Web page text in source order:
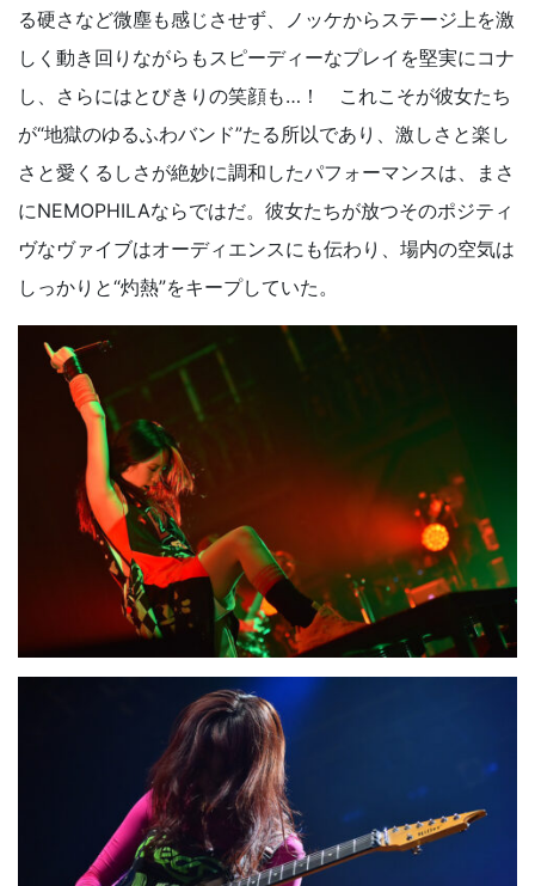
る硬さなど微塵も感じさせず、ノッケからステージ上を激
しく動き回りながらもスピーディーなプレイを堅実にコナ
し、さらにはとびきりの笑顔も…！ これこそが彼女たち
が“地獄のゆるふわバンド”たる所以であり、激しさと楽し
さと愛くるしさが絶妙に調和したパフォーマンスは、まさ
にNEMOPHILAならではだ。彼女たちが放つそのポジティ
ヴなヴァイブはオーディエンスにも伝わり、場内の空気は
しっかりと“灼熱”をキープしていた。